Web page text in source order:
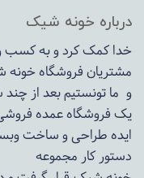
درباره خونه شیک
خدا کمک کرد و به کسب و
مشتریان فروشگاه خونه
و ما تونستیم بعد از
یک فروشگاه عمده
دستور کار مجموعه